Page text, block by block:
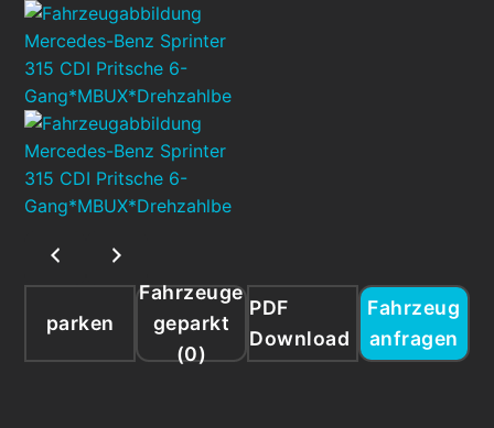
parken
Fahrzeuge
geparkt
(0)
PDF
Download
Fahrzeug
anfragen